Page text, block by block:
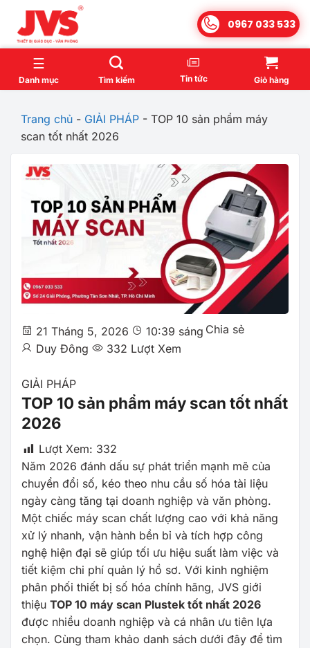
Danh mục Tìm kiếm Tin tức Giỏ hàng
0967 033 533
Trang chủ - GIẢI PHÁP - TOP 10 sản phẩm máy
scan tốt nhất 2026
21 Tháng 5, 2026
10:39 sáng
Duy Đông
332 Lượt Xem
Chia sẻ
GIẢI PHÁP
TOP 10 sản phẩm máy scan tốt nhất
2026
Lượt Xem: 332
Năm 2026 đánh dấu sự phát triển mạnh mẽ của
chuyển đổi số, kéo theo nhu cầu số hóa tài liệu
ngày càng tăng tại doanh nghiệp và văn phòng.
Một chiếc máy scan chất lượng cao với khả năng
xử lý nhanh, vận hành bền bỉ và tích hợp công
nghệ hiện đại sẽ giúp tối ưu hiệu suất làm việc và
tiết kiệm chi phí quản lý hồ sơ. Với kinh nghiệm
phân phối thiết bị số hóa chính hãng, JVS giới
thiệu TOP 10 máy scan Plustek tốt nhất 2026
được nhiều doanh nghiệp và cá nhân ưu tiên lựa
chọn. Cùng tham khảo danh sách dưới đây để tìm